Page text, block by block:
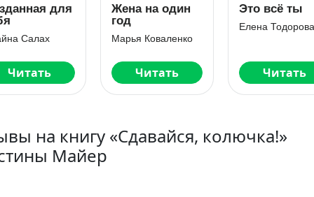
на один
Коваленко
Читать
Это всё ты
Елена Тодорова
Читать
Семья из
прошлого
Читать
на книгу «Сдавайся, колючка!»
Майер